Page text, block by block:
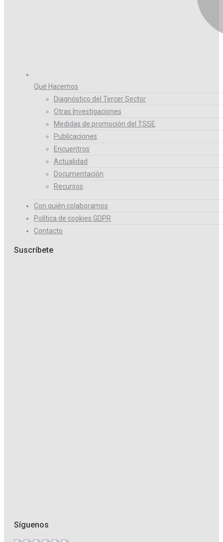
Qué Hacemos
Diagnóstico del Tercer Sector
Otras Investigaciones
Medidas de promoción del TSSE
Publicaciones
Encuentros
Actualidad
Documentación
Recursos
Con quién colaboramos
Política de cookies GDPR
Contacto
Suscríbete
Síguenos